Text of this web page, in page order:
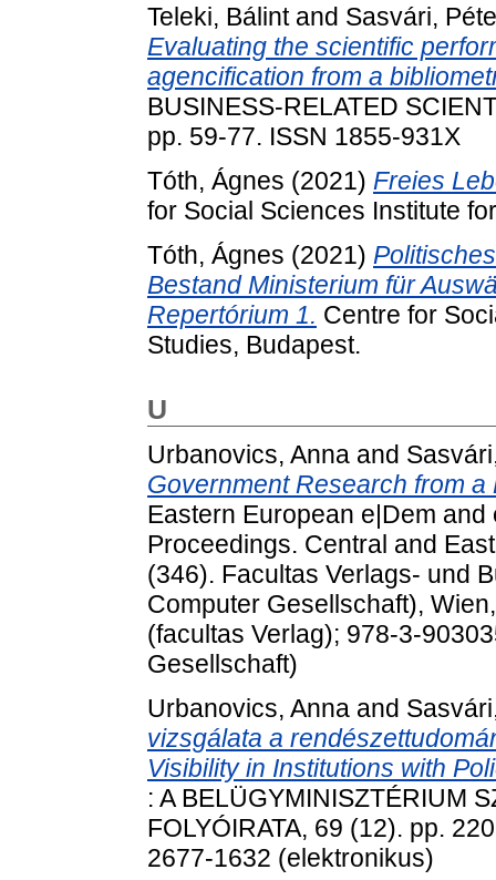
Teleki, Bálintand Sasvári,
Evaluating the scientific
agencification from a
BUSINESS-RELATED
pp. 59-77. ISSN 1855-931X
Tóth, Ágnes (2021) Freies
for Social Sciences Institute
Tóth, Ágnes (2021)
Bestand Ministerium für
Repertórium 1. Centre for
Studies, Budapest.
U
Urbanovics, Anna and
Government Research from a
Eastern European e|Dem
Proceedings. Central and
(346). Facultas Verlags- und
Computer Gesellschaft),
(facultas Verlag); 978-3-
Gesellschaft)
Urbanovics, Anna and
vizsgálata a
Visibility in Institutions with
: A BELÜGYMINISZTÉRIUM
FOLYÓIRATA, 69 (12). pp.
2677-1632 (elektronikus)